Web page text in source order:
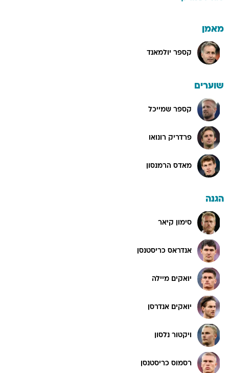
מאמן
קספר יולמאנד
שוערים
קספר שמייכל
פרדריק רונואו
מאדס הרמנסון
הגנה
סימון קיאר
אנדראס כריסטנסן
יואקים מיילה
יואקים אנדרסן
ויקטור נלסון
רסמוס כריסטנסן